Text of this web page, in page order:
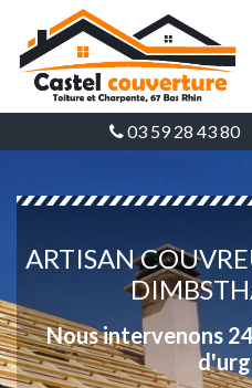
03 59 28 43 80
ARTISAN
Nous intervenons